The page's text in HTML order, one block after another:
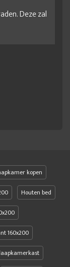
Deze zal
kopen
Houten bed
160x200